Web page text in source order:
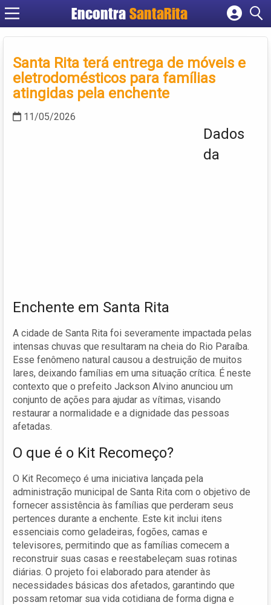
EncontraSantaRita
Cadastrar empresa
Criar conta
Santa Rita terá entrega de móveis e
eletrodomésticos para famílias
atingidas pela enchente
11/05/2026
Dados
da
Enchente em Santa Rita
A cidade de Santa Rita foi severamente impactada pelas
intensas chuvas que resultaram na cheia do Rio Paraíba.
Esse fenômeno natural causou a destruição de muitos
lares, deixando famílias em uma situação crítica. É neste
contexto que o prefeito Jackson Alvino anunciou um
conjunto de ações para ajudar as vítimas, visando
restaurar a normalidade e a dignidade das pessoas
afetadas.
O que é o Kit Recomeço?
O Kit Recomeço é uma iniciativa lançada pela
administração municipal de Santa Rita com o objetivo de
fornecer assistência às famílias que perderam seus
pertences durante a enchente. Este kit inclui itens
essenciais como geladeiras, fogões, camas e
televisores, permitindo que as famílias comecem a
reconstruir suas casas e reestabeleçam suas rotinas
diárias. O projeto foi elaborado para atender às
necessidades básicas dos afetados, garantindo que
possam retomar sua vida cotidiana de forma digna e